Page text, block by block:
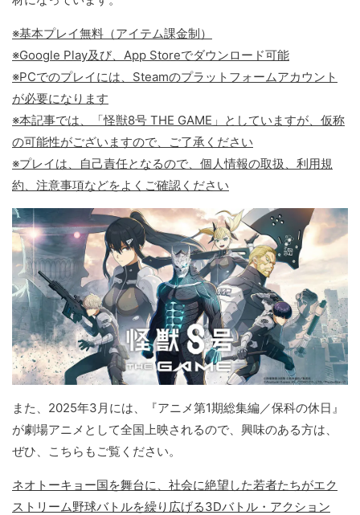
※基本プレイ無料（アイテム課金制）
※Google Play及び、App Storeでダウンロード可能
※PCでのプレイには、Steamのプラットフォームアカウント
が必要になります
※本記事では、「怪獣8号 THE GAME」としていますが、仮称
の可能性がございますので、ご了承ください
※プレイは、自己責任となるので、個人情報の取扱、利用規
約、注意事項などをよくご確認ください
また、2025年3月には、『アニメ第1期総集編／保科の休日』
が劇場アニメとして全国上映されるので、興味のある方は、
ぜひ、こちらもご覧ください。
ネオトーキョー国を舞台に、社会に絶望した若者たちがエク
ストリーム野球バトルを繰り広げる3Dバトル・アクション